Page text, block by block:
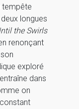
tempête
longues
the Swirls
renonçant
exploré
dans
on